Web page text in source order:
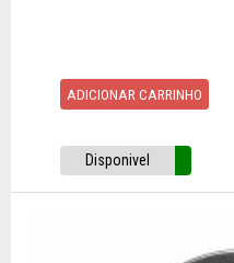
ADICIONAR CARRINHO
Disponivel